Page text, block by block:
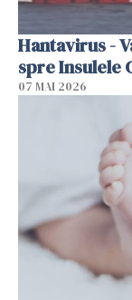
Hantavirus -
spre Insulele
07 MAI 2026